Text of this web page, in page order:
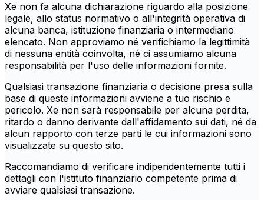
Xe non fa alcuna dichiarazione riguardo alla posizione
legale, allo status normativo o all'integrità operativa di
alcuna banca, istituzione finanziaria o intermediario
elencato. Non approviamo né verifichiamo la legittimità
di nessuna entità coinvolta, né ci assumiamo alcuna
responsabilità per l'uso delle informazioni fornite.
Qualsiasi transazione finanziaria o decisione presa sulla
base di queste informazioni avviene a tuo rischio e
pericolo. Xe non sarà responsabile per alcuna perdita,
ritardo o danno derivante dall'affidamento sui dati, né da
alcun rapporto con terze parti le cui informazioni sono
visualizzate su questo sito.
Raccomandiamo di verificare indipendentemente tutti i
dettagli con l'istituto finanziario competente prima di
avviare qualsiasi transazione.